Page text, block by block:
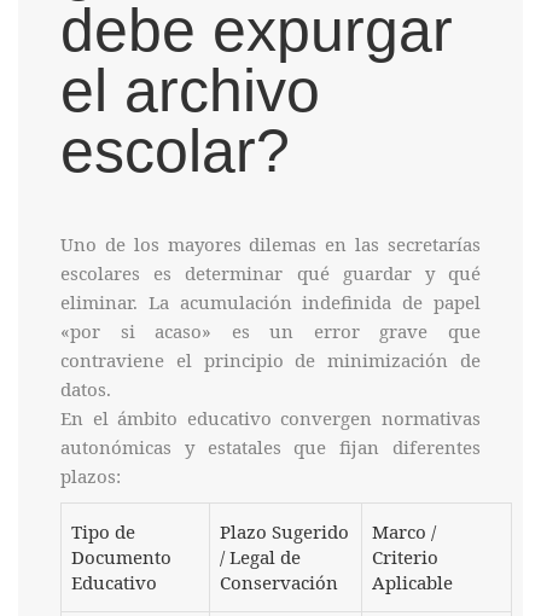
debe expurgar
el archivo
escolar?
Uno de los mayores dilemas en las secretarías
escolares es determinar qué guardar y qué
eliminar. La acumulación indefinida de papel
«por si acaso» es un error grave que
contraviene el principio de minimización de
datos.
En el ámbito educativo convergen normativas
autonómicas y estatales que fijan diferentes
plazos:
Tipo de
Documento
Educativo
Plazo Sugerido
/ Legal de
Conservación
Marco /
Criterio
Aplicable